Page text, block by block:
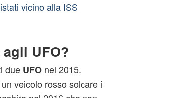
vicino alla ISS
UFO?
due UFOnel 2015.
veicolo rosso solcare i